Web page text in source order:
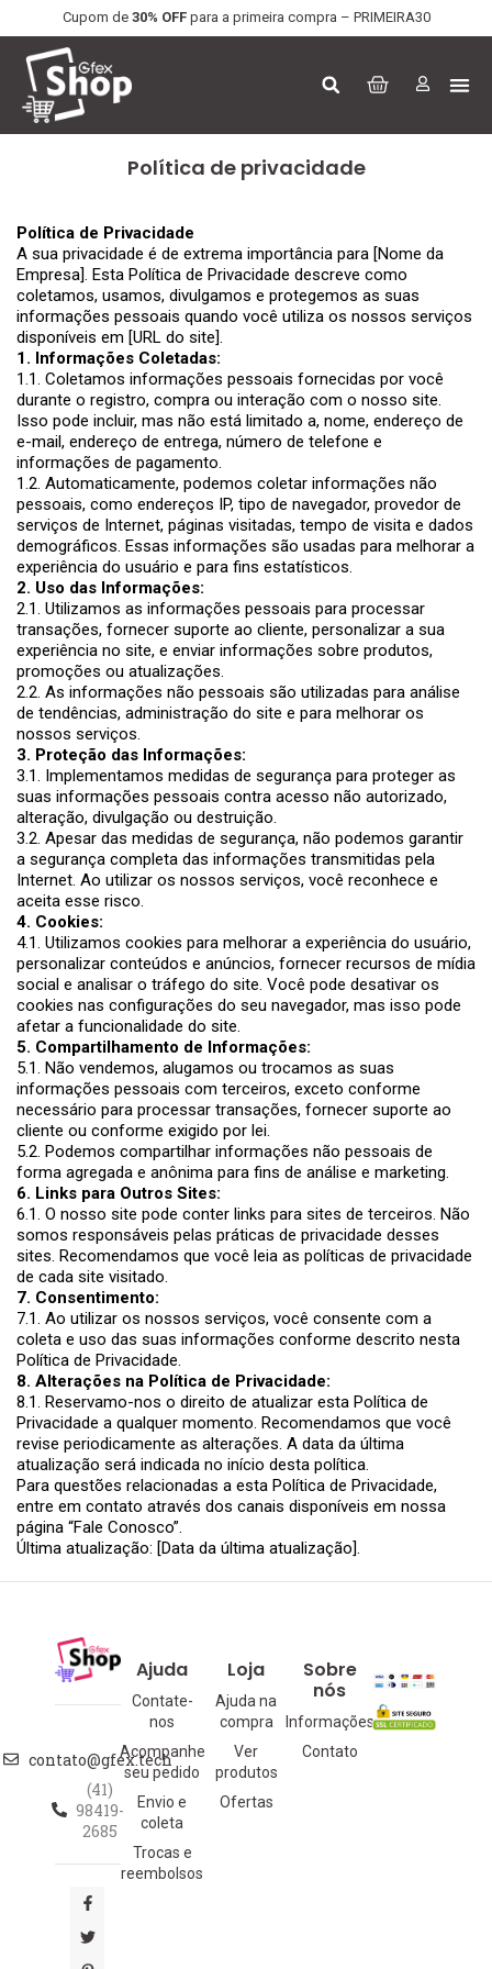
Cupom de 30% OFFpara a primeira compra – PRIMEIRA30
Política de privacidade
Política de Privacidade
A sua privacidade é de extrema importância para [Nome da
Empresa]. Esta Política de Privacidade descreve como
coletamos, usamos, divulgamos e protegemos as suas
informações pessoais quando você utiliza os nossos serviços
disponíveis em [URL do site].
1. Informações Coletadas:
1.1. Coletamos informações pessoais fornecidas por você
durante o registro, compra ou interação com o nosso site.
Isso pode incluir, mas não está limitado a, nome, endereço de
e-mail, endereço de entrega, número de telefone e
informações de pagamento.
1.2. Automaticamente, podemos coletar informações não
pessoais, como endereços IP, tipo de navegador, provedor de
serviços de Internet, páginas visitadas, tempo de visita e dados
demográficos. Essas informações são usadas para melhorar a
experiência do usuário e para fins estatísticos.
2. Uso das Informações:
2.1. Utilizamos as informações pessoais para processar
transações, fornecer suporte ao cliente, personalizar a sua
experiência no site, e enviar informações sobre produtos,
promoções ou atualizações.
2.2. As informações não pessoais são utilizadas para análise
de tendências, administração do site e para melhorar os
nossos serviços.
3. Proteção das Informações:
3.1. Implementamos medidas de segurança para proteger as
suas informações pessoais contra acesso não autorizado,
alteração, divulgação ou destruição.
3.2. Apesar das medidas de segurança, não podemos garantir
a segurança completa das informações transmitidas pela
Internet. Ao utilizar os nossos serviços, você reconhece e
aceita esse risco.
4. Cookies:
4.1. Utilizamos cookies para melhorar a experiência do usuário,
personalizar conteúdos e anúncios, fornecer recursos de mídia
social e analisar o tráfego do site. Você pode desativar os
cookies nas configurações do seu navegador, mas isso pode
afetar a funcionalidade do site.
5. Compartilhamento de Informações:
5.1. Não vendemos, alugamos ou trocamos as suas
informações pessoais com terceiros, exceto conforme
necessário para processar transações, fornecer suporte ao
cliente ou conforme exigido por lei.
5.2. Podemos compartilhar informações não pessoais de
forma agregada e anônima para fins de análise e marketing.
6. Links para Outros Sites:
6.1. O nosso site pode conter links para sites de terceiros. Não
somos responsáveis pelas práticas de privacidade desses
sites. Recomendamos que você leia as políticas de privacidade
de cada site visitado.
7. Consentimento:
7.1. Ao utilizar os nossos serviços, você consente com a
coleta e uso das suas informações conforme descrito nesta
Política de Privacidade.
8. Alterações na Política de Privacidade:
8.1. Reservamo-nos o direito de atualizar esta Política de
Privacidade a qualquer momento. Recomendamos que você
revise periodicamente as alterações. A data da última
atualização será indicada no início desta política.
Para questões relacionadas a esta Política de Privacidade,
entre em contato através dos canais disponíveis em nossa
página “Fale Conosco”.
Última atualização: [Data da última atualização].
contato@gfex.tech
(41)
98419-
2685
Ajuda
Contate-
nos
Acompanhe
seu pedido
Envio e
coleta
Trocas e
reembolsos
Loja
Ajuda na
compra
Ver
produtos
Ofertas
Sobre
nós
Informações
Contato